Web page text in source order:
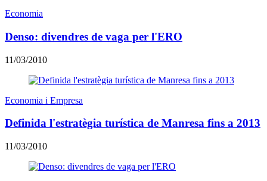
Economia
Denso: divendres de vaga per l'ERO
11/03/2010
Economia i Empresa
Definida l'estratègia turística de Manresa fins a 2013
11/03/2010